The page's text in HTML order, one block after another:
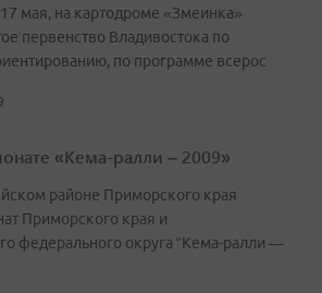
мая, на картодроме «Змеинка»
первенство Владивостока по
по программе всерос
«Кема-ралли – 2009»
районе Приморского края
Приморского края и
федерального округа “Кема-ралли —